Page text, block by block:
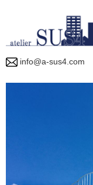
info@a-sus4.com